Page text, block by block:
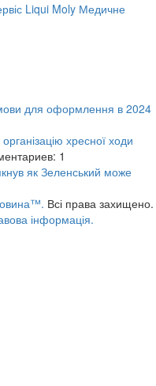
Liqui Moly Медичне
для оформлення в 2024
хресної ходи
1
як Зеленський може
Всі права захищено.
інформація.